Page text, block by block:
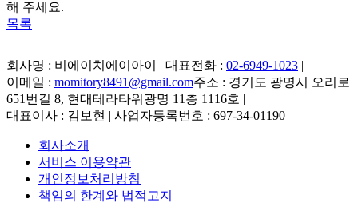
해 주세요.
목록
회사명 : 비에이치에이아이 | 대표전화 : 02-6949-1023 |
이메일 : momitory8491@gmail.com주소 : 경기도 광명시 오리로
651번길 8, 현대테라타워광명 11층 1116호 |
대표이사 : 김보현 | 사업자등록번호 : 697-34-01190
회사소개
서비스 이용약관
개인정보처리방침
책임의 한계와 법적고지